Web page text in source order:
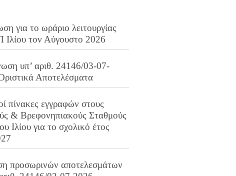
για το ωράριο λειτουργίας
τον Αύγουστο 2026
υπ’ αριθ. 24146/03-07-
Αποτελέσματα
πίνακες εγγραφών στους
& Βρεφονηπιακούς Σταθμούς
Ιλίου για το σχολικό έτος
προσωρινών αποτελεσμάτων